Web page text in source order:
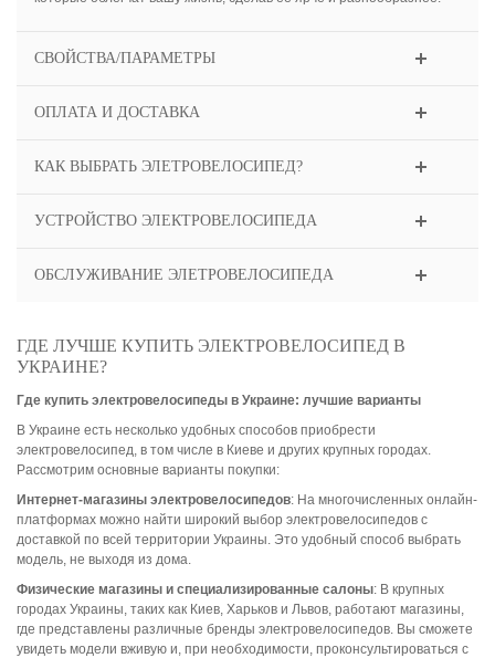
СВОЙСТВА/ПАРАМЕТРЫ
ОПЛАТА И ДОСТАВКА
КАК ВЫБРАТЬ ЭЛЕТРОВЕЛОСИПЕД?
УСТРОЙСТВО ЭЛЕКТРОВЕЛОСИПЕДА
ОБСЛУЖИВАНИЕ ЭЛЕТРОВЕЛОСИПЕДА
ГДЕ ЛУЧШЕ КУПИТЬ ЭЛЕКТРОВЕЛОСИПЕД В
УКРАИНЕ?
Где купить электровелосипеды в Украине: лучшие варианты
В Украине есть несколько удобных способов приобрести
электровелосипед, в том числе в Киеве и других крупных городах.
Рассмотрим основные варианты покупки:
Интернет-магазины электровелосипедов: На многочисленных онлайн-
платформах можно найти широкий выбор электровелосипедов с
доставкой по всей территории Украины. Это удобный способ выбрать
модель, не выходя из дома.
Физические магазины и специализированные салоны: В крупных
городах Украины, таких как Киев, Харьков и Львов, работают магазины,
где представлены различные бренды электровелосипедов. Вы сможете
увидеть модели вживую и, при необходимости, проконсультироваться с